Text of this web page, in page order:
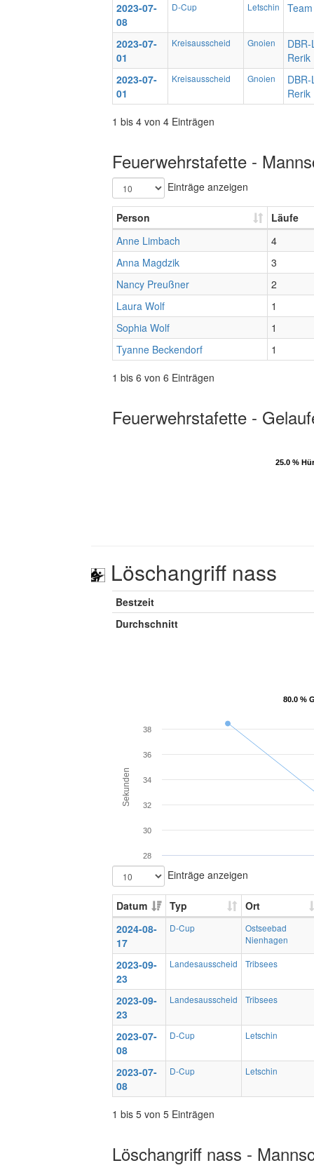
2023-07-
08
D-Cup Letschin
2023-07-
01
Kreisausscheid Gnoien
Rerik
2023-07-
01
Kreisausscheid Gnoien
Rerik
1 bis 4 von 4 Einträgen
Feuerwehrstafette -
Einträge anzeigen
Person
Läufe
Anne Limbach
4
Anna Magdzik
3
Nancy Preußner
2
Laura Wolf
1
Sophia Wolf
1
Tyanne Beckendorf
1
1 bis 6 von 6 Einträgen
Feuerwehrstafette -
25.0 %
25.0 %
Löschangriff nass
Bestzeit
Durchschnitt
80.0 %
80.0 %
Sekunden
28
30
32
34
36
38
Einträge anzeigen
Datum Typ
Ort
2024-08-
17
D-Cup
Ostseebad
Nienhagen
2023-09-
23
Landesausscheid Tribsees
2023-09-
23
Landesausscheid Tribsees
2023-07-
08
D-Cup Letschin
2023-07-
08
D-Cup Letschin
1 bis 5 von 5 Einträgen
Löschangriff nass -